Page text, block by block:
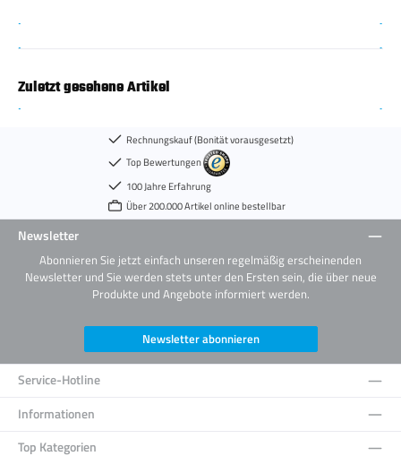
Zuletzt gesehene Artikel
Rechnungskauf (Bonität vorausgesetzt)
Top Bewertungen
100 Jahre Erfahrung
Über 200.000 Artikel online bestellbar
Newsletter
Abonnieren Sie jetzt einfach unseren regelmäßig erscheinenden
Newsletter und Sie werden stets unter den Ersten sein, die über neue
Produkte und Angebote informiert werden.
Newsletter abonnieren
Service-Hotline
Informationen
Top Kategorien